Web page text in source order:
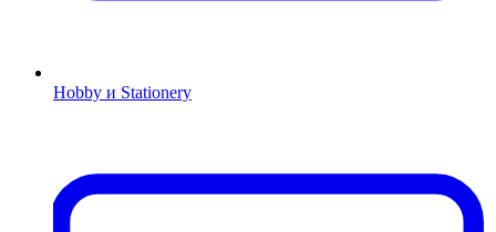
Hobby и Stationery